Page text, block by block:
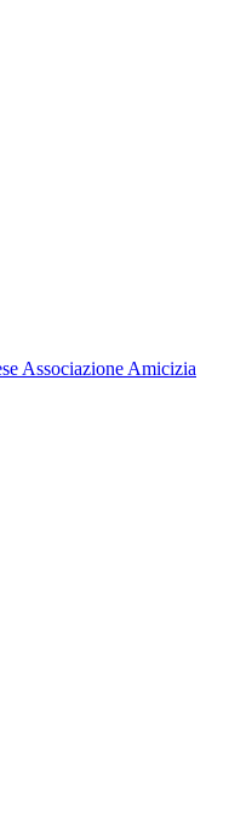
Associazione Amicizia